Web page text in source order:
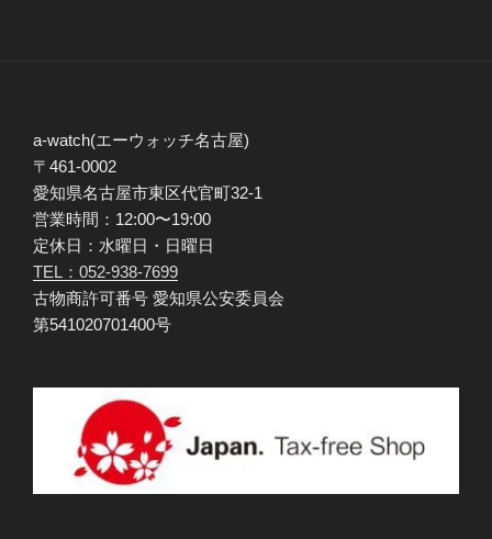
a-watch(エーウォッチ名古屋)
〒461-0002
愛知県名古屋市東区代官町32-1
営業時間：12:00〜19:00
定休日：水曜日・日曜日
TEL：052-938-7699
古物商許可番号 愛知県公安委員会
第541020701400号